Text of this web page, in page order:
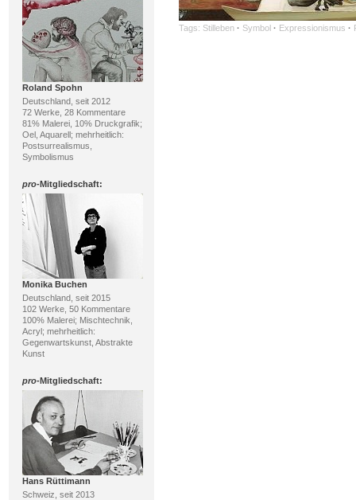
Roland Spohn
Deutschland, seit 2012
72 Werke, 28 Kommentare
81% Malerei, 10% Druckgrafik;
Oel, Aquarell; mehrheitlich:
Postsurrealismus,
Symbolismus
pro-Mitgliedschaft:
Monika Buchen
Deutschland, seit 2015
102 Werke, 50 Kommentare
100% Malerei; Mischtechnik,
Acryl; mehrheitlich:
Gegenwartskunst, Abstrakte
Kunst
pro-Mitgliedschaft:
Hans Rüttimann
Schweiz, seit 2013
Tags: Stilleben · Symbol · Expressionismus ·